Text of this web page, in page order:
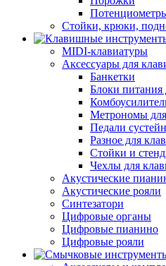
Стойки, крюки,
MIDI-клавиатуры
Аксессуары для
Банкетки
Блоки
Метрономы
Педали
Разное для
Стойки и
Чехлы для
Акустические
Акустические рояли
Синтезатори
Цифровые органы
Цифровые пианино
Цифровые рояли